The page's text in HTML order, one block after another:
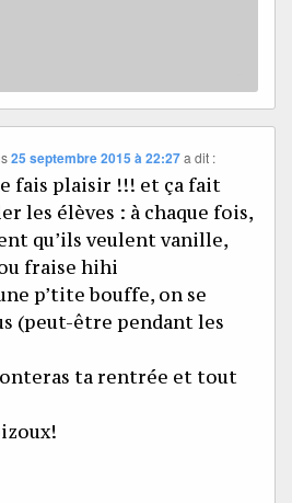
25 septembre 2015 à 22:27 a dit :
fais plaisir !!! et ça fait
les élèves : à chaque fois,
qu’ils veulent vanille,
fraise hihi
p’tite bouffe, on se
(peut-être pendant les
ta rentrée et tout